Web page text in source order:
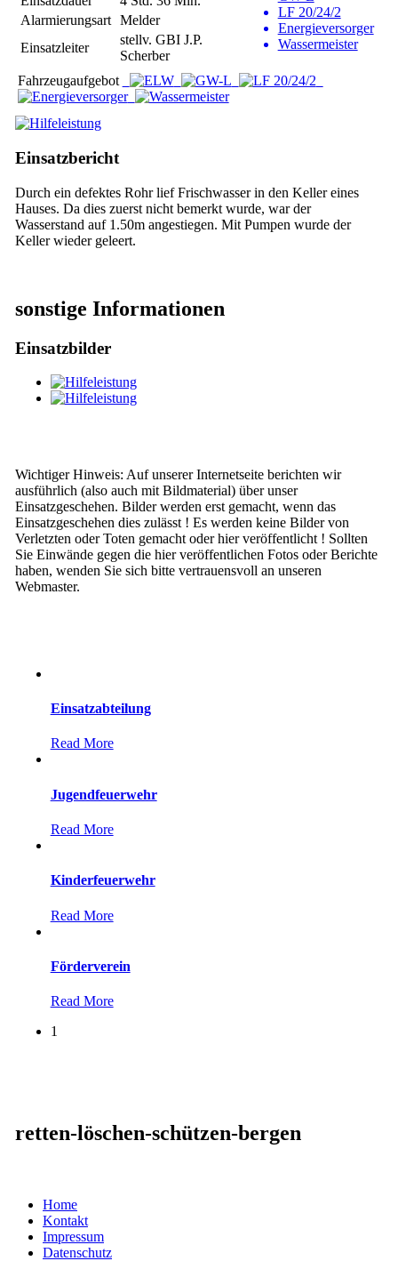
Alarmierungsart
Melder
Einsatzleiter
stellv. GBI J.P.
Scherber
LF 20/24/2
Energieversorger
Wassermeister
Fahrzeugaufgebot
Einsatzbericht
Durch ein defektes Rohr lief Frischwasser in den Keller eines
Hauses. Da dies zuerst nicht bemerkt wurde, war der
Wasserstand auf 1.50m angestiegen. Mit Pumpen wurde der
Keller wieder geleert.
sonstige Informationen
Einsatzbilder
Wichtiger Hinweis: Auf unserer Internetseite berichten wir
ausführlich (also auch mit Bildmaterial) über unser
Einsatzgeschehen. Bilder werden erst gemacht, wenn das
Einsatzgeschehen dies zulässt ! Es werden keine Bilder von
Verletzten oder Toten gemacht oder hier veröffentlicht ! Sollten
Sie Einwände gegen die hier veröffentlichen Fotos oder Berichte
haben, wenden Sie sich bitte vertrauensvoll an unseren
Webmaster.
Einsatzabteilung
Read More
Jugendfeuerwehr
Read More
Kinderfeuerwehr
Read More
Förderverein
Read More
1
retten-löschen-schützen-bergen
Home
Kontakt
Impressum
Datenschutz